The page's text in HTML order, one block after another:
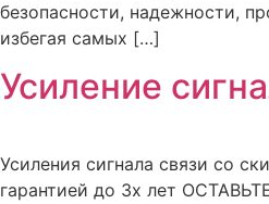
безопасности, надежности,
избегая самых […]
Усиление
Усиления сигнала связи со
гарантией до 3х лет